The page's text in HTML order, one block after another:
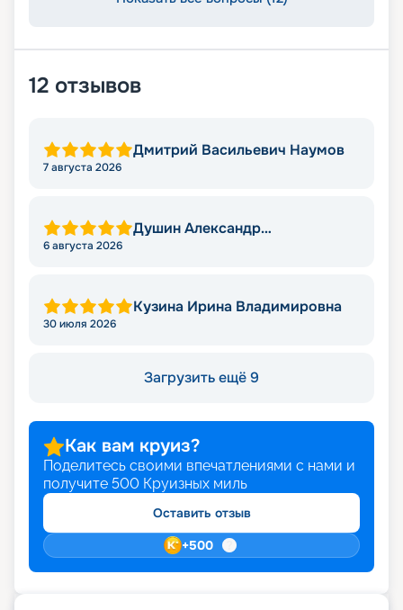
12 отзывов
Дмитрий Васильевич Наумов
7 августа 2026
Душин Александр
6 августа 2026
Кузина Ирина Владимировна
30 июля 2026
Загрузить ещё 9
Как вам круиз?
Поделитесь своими впечатлениями с нами и
получите 500 Круизных миль
Оставить отзыв
+500